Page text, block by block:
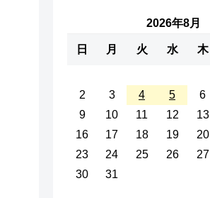
2026年8月
日 月 火 水 木
2
3 4 5 6
9
10 11 12 13
16
17 18 19 20
23
24 25 26 27
30
31